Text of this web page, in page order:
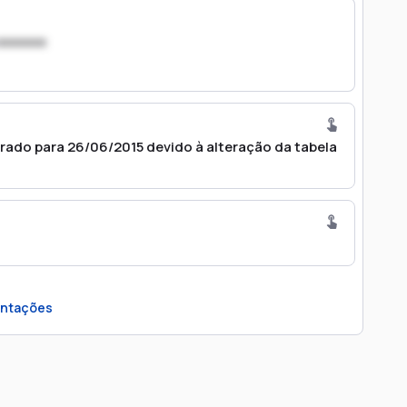
para 26/06/2015 devido à alteração da tabela